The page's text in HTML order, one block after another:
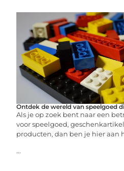
Ontdek de wereld van speelgoed
Als je op zoek bent naar een
voor speelgoed,
producten, dan ben je hier aan
...